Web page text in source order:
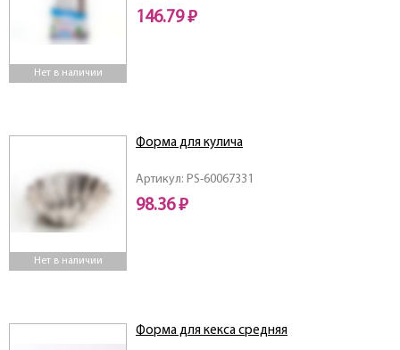
Нет в наличии
146.79 ₽
Нет в наличии
Артикул: PS-60067331
Форма для кулича
98.36 ₽
Форма для кекса средняя